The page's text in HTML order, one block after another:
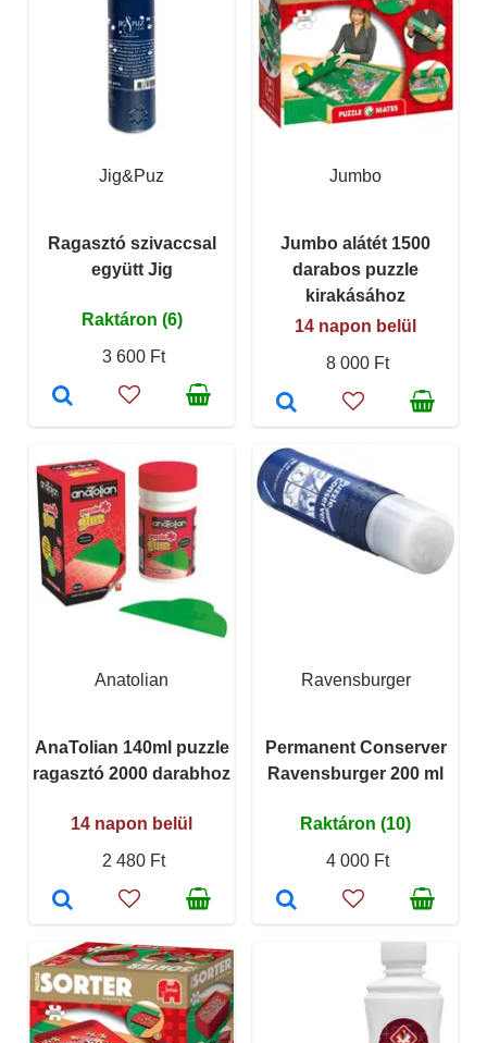
Jig&Puz
Ragasztó szivaccsal
együtt Jig
Raktáron (6)
3 600 Ft
Jumbo
Jumbo alátét 1500
darabos puzzle
kirakásához
14 napon belül
8 000 Ft
Anatolian
AnaTolian 140ml puzzle
ragasztó 2000 darabhoz
14 napon belül
2 480 Ft
Ravensburger
Permanent Conserver
Ravensburger 200 ml
Raktáron (10)
4 000 Ft